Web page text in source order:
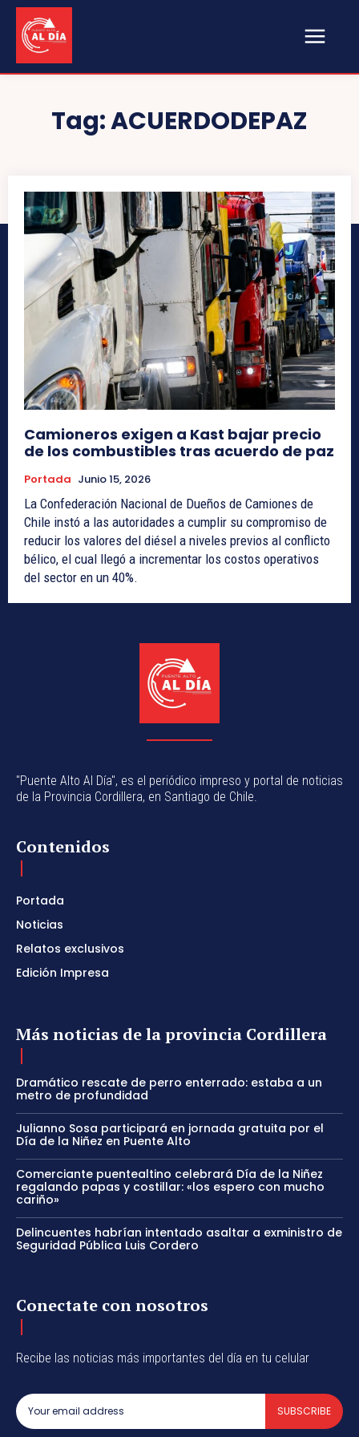
Tag:ACUERDODEPAZ
Camioneros exigen a Kast bajar precio
de los combustibles tras acuerdo de paz
Portada Junio 15, 2026
La Confederación Nacional de Dueños de Camiones de
Chile instó a las autoridades a cumplir su compromiso de
reducir los valores del diésel a niveles previos al conflicto
bélico, el cual llegó a incrementar los costos operativos
del sector en un 40%.
"Puente Alto Al Día", es el periódico impreso y portal de noticias
de la Provincia Cordillera, en Santiago de Chile.
Contenidos
Portada
Noticias
Relatos exclusivos
Edición Impresa
Más noticias de la provincia Cordillera
Dramático rescate de perro enterrado: estaba a un
metro de profundidad
Julianno Sosa participará en jornada gratuita por el
Día de la Niñez en Puente Alto
Comerciante puentealtino celebrará Día de la Niñez
regalando papas y costillar: «los espero con mucho
cariño»
Delincuentes habrían intentado asaltar a exministro de
Seguridad Pública Luis Cordero
Conectate con nosotros
Recibe las noticias más importantes del día en tu celular
SUBSCRIBE